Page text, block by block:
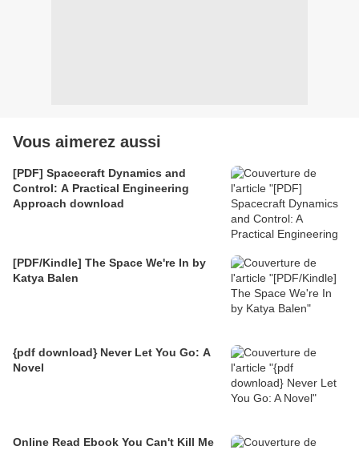
Vous aimerez aussi
[PDF] Spacecraft Dynamics and
Control: A Practical Engineering
Approach download
[PDF/Kindle] The Space We're In by
Katya Balen
{pdf download} Never Let You Go: A
Novel
Online Read Ebook You Can't Kill Me